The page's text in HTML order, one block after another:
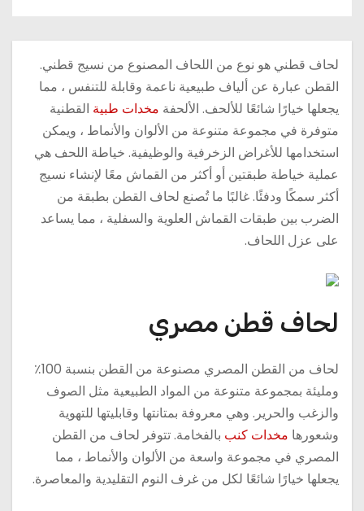
لحاف قطني هو نوع من اللحاف المصنوع من نسيج قطني.
القطن عبارة عن ألياف طبيعية ناعمة وقابلة للتنفس ، مما
يجعلها خيارًا شائعًا للألحف. الألحفة مخدات طبية القطنية
متوفرة في مجموعة متنوعة من الألوان والأنماط ، ويمكن
استخدامها للأغراض الزخرفية والوظيفية. خياطة اللحف هي
عملية خياطة طبقتين أو أكثر من القماش معًا لإنشاء نسيج
أكثر سمكًا ودفئًا. غالبًا ما تُصنع لحاف القطن بطبقة من
الضرب بين طبقات القماش العلوية والسفلية ، مما يساعد
على عزل اللحاف.
لحاف قطن مصري
لحاف من القطن المصري مصنوعة من القطن بنسبة 100٪
ومليئة بمجموعة متنوعة من المواد الطبيعية مثل الصوف
والزغب والحرير. وهي معروفة بمتانتها وقابليتها للتهوية
وشعورها مخدات كنب بالفخامة. تتوفر لحاف من القطن
المصري في مجموعة واسعة من الألوان والأنماط ، مما
يجعلها خيارًا شائعًا لكل من غرف النوم التقليدية والمعاصرة.